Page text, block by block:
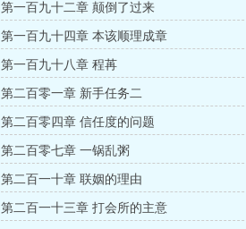
第一百九十二章 颠倒了过来
第一百九十四章 本该顺理成章
第一百九十八章 程苒
第二百零一章 新手任务二
第二百零四章 信任度的问题
第二百零七章 一锅乱粥
第二百一十章 联姻的理由
第二百一十三章 打会所的主意